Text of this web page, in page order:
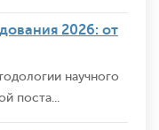
2026: от
научного
поста...